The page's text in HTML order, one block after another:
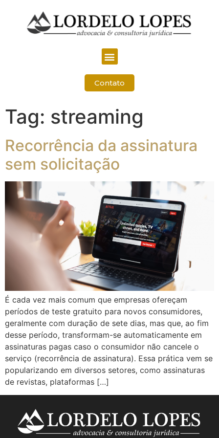
Contato
Tag: streaming
Recorrência da assinatura
sem solicitação
É cada vez mais comum que empresas ofereçam
períodos de teste gratuito para novos consumidores,
geralmente com duração de sete dias, mas que, ao fim
desse período, transformam-se automaticamente em
assinaturas pagas caso o consumidor não cancele o
serviço (recorrência de assinatura). Essa prática vem se
popularizando em diversos setores, como assinaturas
de revistas, plataformas […]